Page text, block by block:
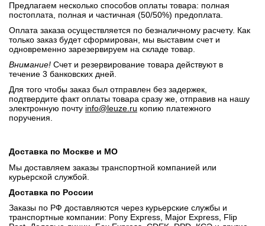
Предлагаем несколько способов оплаты товара: полная
постоплата, полная и частичная (50/50%) предоплата.
Оплата заказа осуществляется по безналичному расчету. Как
только заказ будет сформирован, мы выставим счет и
одновременно зарезервируем на складе товар.
Внимание! Счет и резервирование товара действуют в
течение 3 банковских дней.
Для того чтобы заказ был отправлен без задержек,
подтвердите факт оплаты товара сразу же, отправив на нашу
электронную почту info@leuze.ru копию платежного
поручения.
Доставка по Москве и МО
Мы доставляем заказы транспортной компанией или
курьерской службой.
Доставка по России
Заказы по РФ доставляются через курьерские службы и
транспортные компании: Pony Express, Major Express, Flip